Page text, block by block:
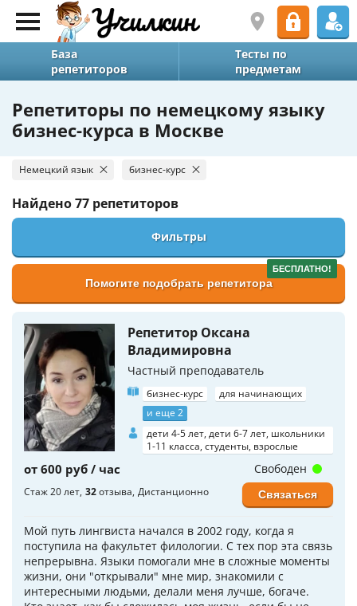
База
репетиторов
Тесты по
предметам
Репетиторы по немецкому языку
бизнес-курса в Москве
Немецкий язык бизнес-курс
Найдено77 репетиторов
Фильтры
БЕСПЛАТНО!
Помогите подобрать репетитора
Репетитор Оксана
Владимировна
Частный преподаватель
бизнес-курс
для начинающих
и еще 2
дети 4-5 лет, дети 6-7 лет, школьники
1-11 класса, студенты, взрослые
от 600 руб / час
Стаж 20 лет 32отзыва Дистанционно
Мой путь лингвиста начался в 2002 году, когда я
поступила на факультет филологии. С тех пор эта связь
непрерывна. Языки помогали мне в сложные моменты
жизни, они "открывали" мне мир, знакомили с
интересными людьми, делали меня лучше, богаче.
Свободен
Связаться